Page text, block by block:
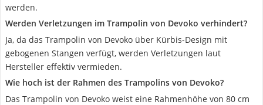
werden.
Werden Verletzungen im Trampolin von Devoko verhindert?
Ja, da das Trampolin von Devoko über Kürbis-Design mit
gebogenen Stangen verfügt, werden Verletzungen laut
Hersteller effektiv vermieden.
Wie hoch ist der Rahmen des Trampolins von Devoko?
Das Trampolin von Devoko weist eine Rahmenhöhe von 80 cm